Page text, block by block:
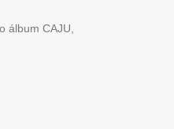
álbum CAJU,